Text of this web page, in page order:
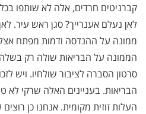
קברניטים חרדים, אלה לא שותפו
לאן נעלם אענרייך? סגן ראש עיר.
ממונה על ההנדסה ודמות מפתח אצל
הממונה על הבריאות שולה רק
סרטון הסברה לציבור שולחיו. ויש
הבריאות. בעניינים האלה שרקי לא
העלות זוזית מקומית. אנחנו כן